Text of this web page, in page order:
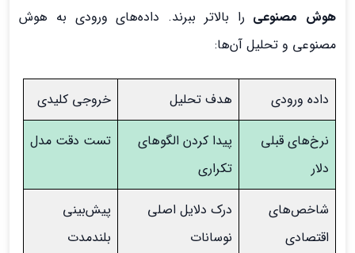
هوش مصنوعی را بالاتر ببرند. داده‌های ورودی به هوش
مصنوعی و تحلیل آن‌ها:
داده ورودی هدف تحلیل خروجی کلیدی
نرخ‌های قبلی
دلار
پیدا کردن الگوهای
تکراری
تست دقت مدل
شاخص‌های
اقتصادی
درک دلایل اصلی
نوسانات
پیش‌بینی
بلندمدت